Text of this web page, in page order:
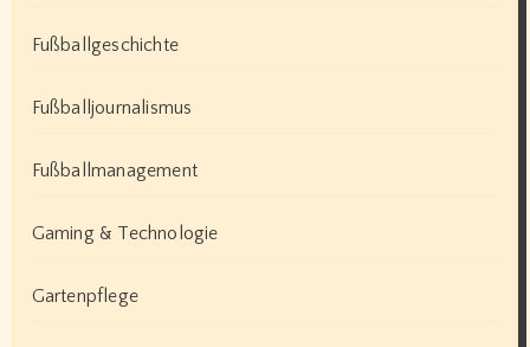
Fußballgeschichte
Fußballjournalismus
Fußballmanagement
Gaming & Technologie
Gartenpflege